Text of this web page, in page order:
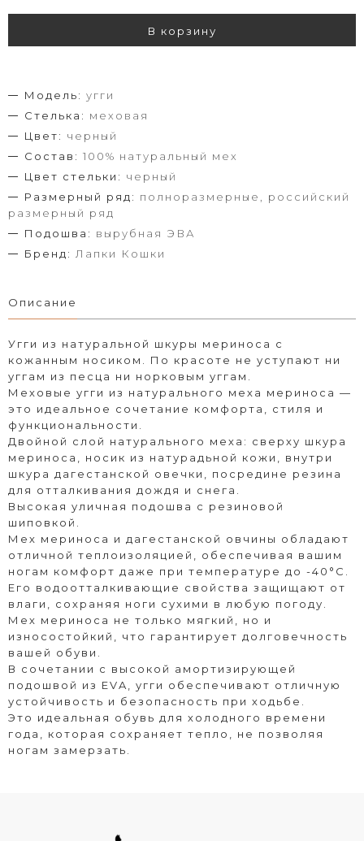
В корзину
Модель: угги
Стелька: меховая
Цвет: черный
Состав: 100% натуральный мех
Цвет стельки: черный
Размерный ряд: полноразмерные, российский
размерный ряд
Подошва: вырубная ЭВА
Бренд: Лапки Кошки
Описание
Угги из натуральной шкуры мериноса с
кожанным носиком. По красоте не уступают ни
уггам из песца ни норковым уггам.
Меховые угги из натурального меха мериноса —
это идеальное сочетание комфорта, стиля и
функциональности.
Двойной слой натурального меха: сверху шкура
мериноса, носик из натурадьной кожи, внутри
шкура дагестанской овечки, посредине резина
для отталкивания дождя и снега.
Высокая уличная подошва с резиновой
шиповкой.
Мех мериноса и дагестанской овчины обладают
отличной теплоизоляцией, обеспечивая вашим
ногам комфорт даже при температуре до -40°C.
Его водоотталкивающие свойства защищают от
влаги, сохраняя ноги сухими в любую погоду.
Мех мериноса не только мягкий, но и
износостойкий, что гарантирует долговечность
вашей обуви.
В сочетании с высокой амортизирующей
подошвой из EVA, угги обеспечивают отличную
устойчивость и безопасность при ходьбе.
Это идеальная обувь для холодного времени
года, которая сохраняет тепло, не позволяя
ногам замерзать.